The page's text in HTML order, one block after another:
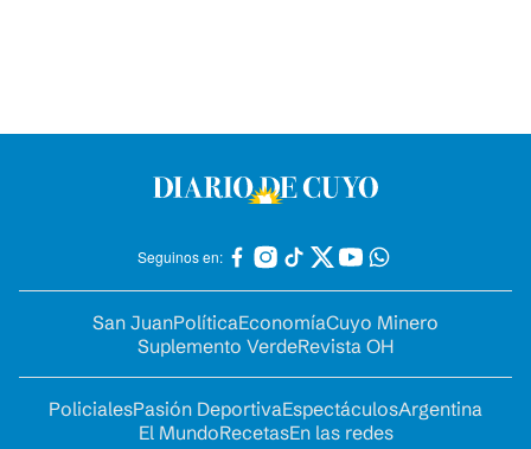
Seguinos en:
San JuanPolíticaEconomíaCuyo Minero
Suplemento VerdeRevista OH
PolicialesPasión DeportivaEspectáculosArgentina
El MundoRecetasEn las redes